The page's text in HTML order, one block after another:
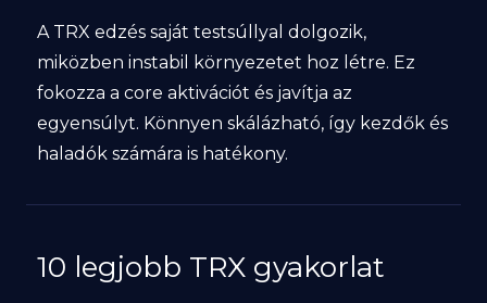
A TRX edzés saját testsúllyal dolgozik,
miközben instabil környezetet hoz létre. Ez
fokozza a core aktivációt és javítja az
egyensúlyt. Könnyen skálázható, így kezdők és
haladók számára is hatékony.
10 legjobb TRX gyakorlat